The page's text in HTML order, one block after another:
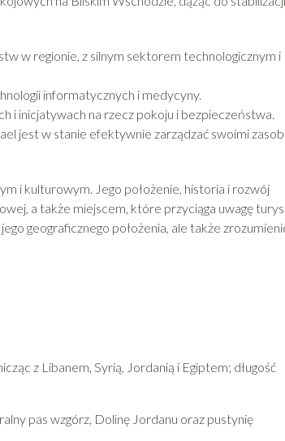
w regionie, z silnym sektorem technologicznym i
informatycznych i medycyny.
i inicjatywach na rzecz pokoju i bezpieczeństwa.
jest w stanie efektywnie zarządzać swoimi
i kulturowym. Jego położenie, historia i rozwój
a także miejscem, które przyciąga uwagę
geograficznego położenia, ale także
z Libanem, Syrią, Jordanią i Egiptem; długość
pas wzgórz, Dolinę Jordanu oraz pustynię